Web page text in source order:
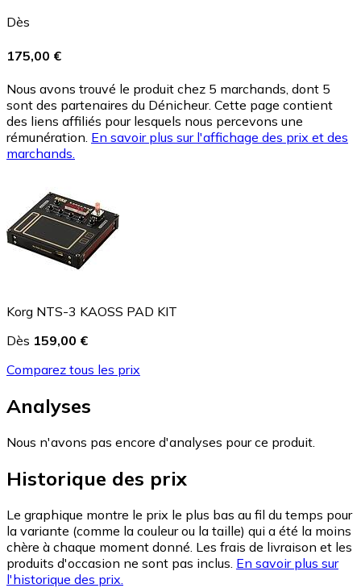
Dès
175,00 €
Nous avons trouvé le produit chez 5 marchands, dont 5
sont des partenaires du Dénicheur. Cette page contient
des liens affiliés pour lesquels nous percevons une
rémunération. En savoir plus sur l'affichage des prix et des
marchands.
Korg NTS-3 KAOSS PAD KIT
Dès 159,00 €
Comparez tous les prix
Analyses
Nous n'avons pas encore d'analyses pour ce produit.
Historique des prix
Le graphique montre le prix le plus bas au fil du temps pour
la variante (comme la couleur ou la taille) qui a été la moins
chère à chaque moment donné. Les frais de livraison et les
produits d'occasion ne sont pas inclus. En savoir plus sur
l'historique des prix.